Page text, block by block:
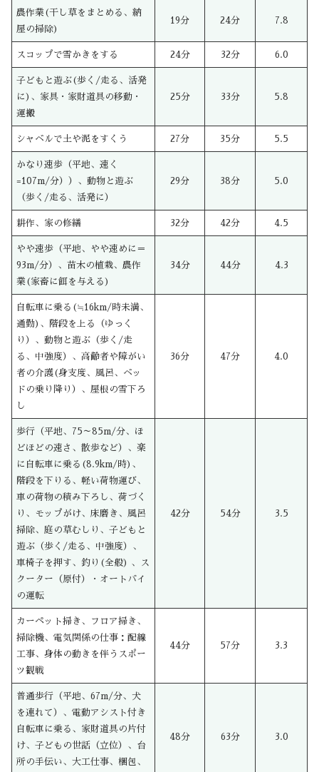
農作業(干し草をまとめる、納
屋の掃除)
19分 24分 7.8
スコップで雪かきをする 24分 32分 6.0
子どもと遊ぶ(歩く/走る、活発
に)、家具・家財道具の移動・
運搬
25分 33分 5.8
シャベルで土や泥をすくう 27分 35分 5.5
かなり速歩（平地、速く
=107m/分））、動物と遊ぶ
（歩く/走る、活発に）
29分 38分 5.0
耕作、家の修繕 32分 42分 4.5
やや速歩（平地、やや速めに＝
93m/分）、苗木の植栽、農作
業(家畜に餌を与える)
34分 44分 4.3
自転車に乗る(≒16km/時未満、
通勤)、階段を上る（ゆっく
り）、動物と遊ぶ（歩く/走
る、中強度）、高齢者や障がい
者の介護(身支度、風呂、ベッ
ドの乗り降り）、屋根の雪下ろ
し
36分 47分 4.0
歩行（平地、75～85m/分、ほ
どほどの速さ、散歩など）、楽
に自転車に乗る(8.9km/時)、
階段を下りる、軽い荷物運び、
車の荷物の積み下ろし、荷づく
り、モップがけ、床磨き、風呂
掃除、庭の草むしり、子どもと
遊ぶ（歩く/走る、中強度）、
車椅子を押す、釣り(全般) 、ス
クーター（原付）・オートバイ
の運転
42分 54分 3.5
カーペット掃き、フロア掃き、
掃除機、電気関係の仕事：配線
工事、身体の動きを伴うスポー
ツ観戦
44分 57分 3.3
普通歩行（平地、67m/分、犬
を連れて）、電動アシスト付き
自転車に乗る、家財道具の片付
け、子どもの世話（立位）、台
所の手伝い、大工仕事、梱包、
48分 63分 3.0